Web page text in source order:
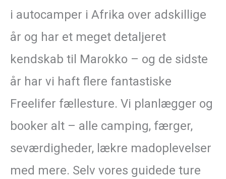
i autocamper i Afrika over adskillige
år og har et meget detaljeret
kendskab til Marokko – og de sidste
år har vi haft flere fantastiske
Freelifer fællesture. Vi planlægger og
booker alt – alle camping, færger,
seværdigheder, lækre madoplevelser
med mere. Selv vores guidede ture